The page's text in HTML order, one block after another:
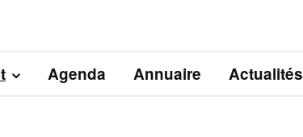
Agenda Annuaire Actualités